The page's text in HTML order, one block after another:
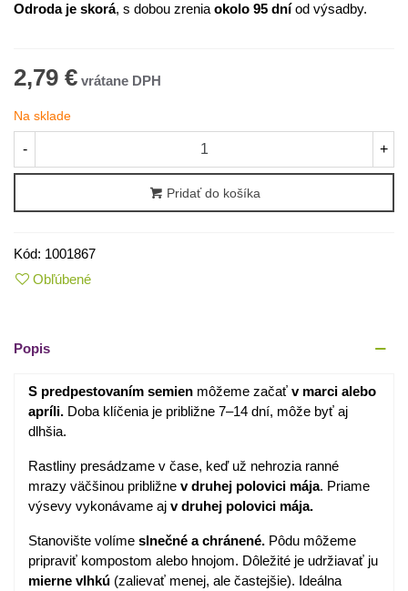
Odroda je skorá, s dobou zrenia okolo 95 dníod výsadby.
2,79 €
Na sklade
- +
Pridať do košíka
Kód: 1001867
Obľúbené
Popis
S predpestovaním semien môžeme začať v marci alebo
apríli. Doba klíčenia je približne 7–14 dní, môže byť aj
dlhšia.
Rastliny presádzame v čase, keď už nehrozia ranné
mrazy väčšinou približne v druhej polovici mája. Priame
výsevy vykonávame aj v druhej polovici mája.
Stanovište volíme slnečné a chránené. Pôdu môžeme
pripraviť kompostom alebo hnojom. Dôležité je udržiavať ju
mierne vlhkú (zalievať menej, ale častejšie). Ideálna